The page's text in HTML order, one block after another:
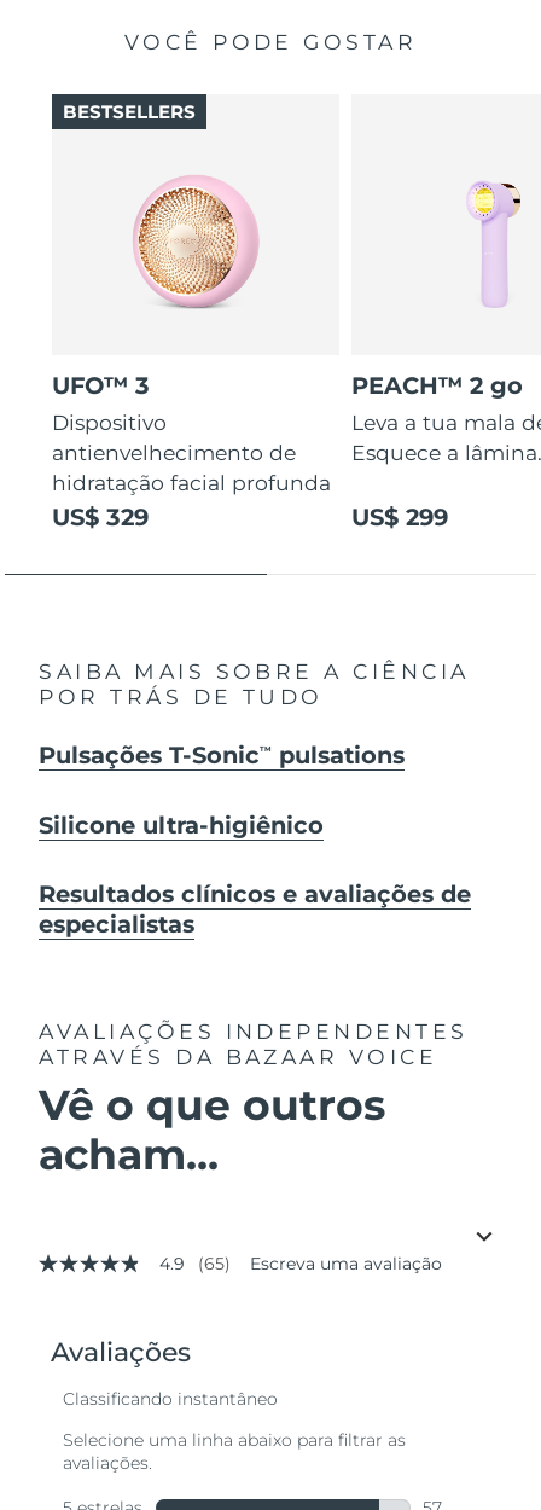
VOCÊ PODE GOSTAR
UFO™ 3
Dispositivo
antienvelhecimento de
hidratação facial profunda
US$ 329
BESTSELLERS
PEACH™ 2 go
Leva a tua mala
Esquece a
US$ 299
SAIBA MAIS SOBRE A CIÊNCIA
POR TRÁS DE TUDO
Pulsações T-SonicTM pulsations
Silicone ultra-higiênico
Resultados clínicos e avaliações de
especialistas
AVALIAÇÕES INDEPENDENTES
ATRAVÉS DA BAZAAR VOICE
Vê o que outros
acham...
4.9
valor
médio
avaliação.
Reviews.
abre
4.9 (65) Escreva uma avaliação